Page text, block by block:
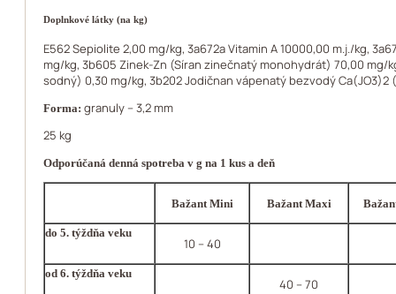
Doplnkové látky (na kg)
E562 Sepiolite 2,00 mg/kg, 3a672a Vitamin A 10000,00 m.j./kg,
mg/kg, 3b605 Zinek-Zn (Síran zinečnatý monohydrát) 70,00 mg/
sodný) 0,30 mg/kg, 3b202 Jodičnan vápenatý bezvodý Ca(JO3)2
Forma: granuly – 3,2 mm
25 kg
Odporúčaná denná spotreba v g na 1 kus a deň
Bažant Mini Bažant Maxi
do 5. týždňa veku
10 – 40
od 6. týždňa veku
40 – 70